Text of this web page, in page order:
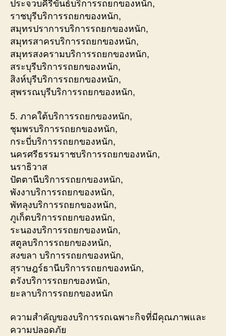
ราชบุรีบริการรถยกของหนัก,
สมุทรปราการบริการรถยกของหนัก,
สมุทรสาครบริการรถยกของหนัก,
สมุทรสงครามบริการรถยกของหนัก,
สระบุรีบริการรถยกของหนัก,
สิงห์บุรีบริการรถยกของหนัก,
สุพรรณบุรีบริการรถยกของหนัก,
5. ภาคใต้บริการรถยกของหนัก,
ชุมพรบริการรถยกของหนัก,
กระบี่บริการรถยกของหนัก,
นครศรีธรรมราชบริการรถยกของหนัก,
นราธิวาส
ปัตตานีบริการรถยกของหนัก,
พังงาบริการรถยกของหนัก,
พัทลุงบริการรถยกของหนัก,
ภูเก็ตบริการรถยกของหนัก,
ระนองบริการรถยกของหนัก,
สตูลบริการรถยกของหนัก,
สงขลา บริการรถยกของหนัก,
สุราษฎร์ธานีบริการรถยกของหนัก,
ตรังบริการรถยกของหนัก,
ยะลาบริการรถยกของหนัก
ความสำคัญของบริการรถเฉพาะกิจที่มีคุณภาพและ
ความปลอดภัย